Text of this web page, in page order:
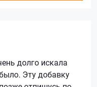
долго искала
Эту добавку